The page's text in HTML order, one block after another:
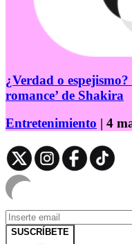
¿Verdad o
romance’ de Shakira
Entretenimiento | 4
SUSCRÍBETE